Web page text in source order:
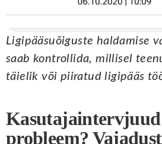
Ligipääsuõiguste haldamise
saab kontrollida, millisel
täielik või piiratud ligipääs
Kasutajaintervjuud
probleem?